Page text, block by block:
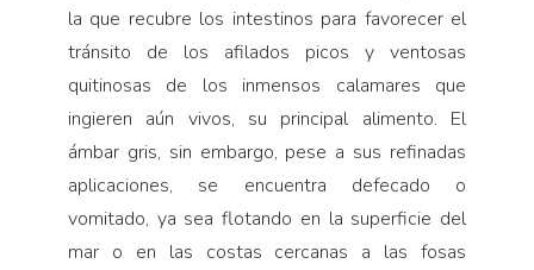
la que recubre los intestinos para favorecer el
tránsito de los afilados picos y ventosas
quitinosas de los inmensos calamares que
ingieren aún vivos, su principal alimento. El
ámbar gris, sin embargo, pese a sus refinadas
aplicaciones, se encuentra defecado o
vomitado, ya sea flotando en la superficie del
mar o en las costas cercanas a las fosas